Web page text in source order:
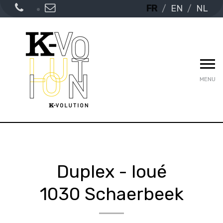
FR EN NL
MENU
Duplex - loué
1030 Schaerbeek